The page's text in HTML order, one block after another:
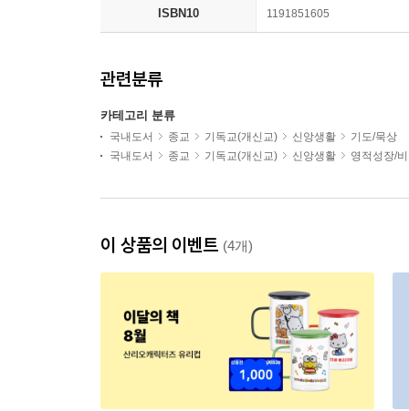
ISBN10 1191851605
관련분류
카테고리 분류
국내도서 종교 기독교(개신교) 신앙생활
기도/묵상
국내도서
종교 기독교(개신교) 신앙생활 영적성장/
이 상품의 이벤트 (4개)